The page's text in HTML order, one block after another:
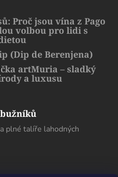
Proč jsou vína z Pago
volbou pro lidi s
(Dip de Berenjena)
artMuria – sladký
a luxusu
plné talíře lahodných